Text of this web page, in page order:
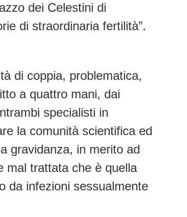
dei Celestini di
di straordinaria fertilità”.
di coppia, problematica,
a quattro mani, dai
specialisti in
la comunità scientifica ed
gravidanza, in merito ad
mal trattata che è quella
da infezioni sessualmente